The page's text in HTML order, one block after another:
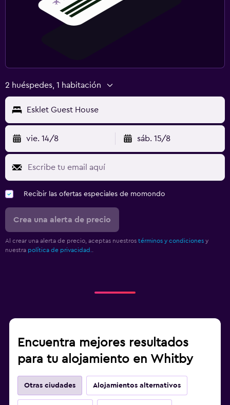
2 huéspedes, 1 habitación
Esklet Guest House
vie. 14/8 sáb. 15/8
Recibir las ofertas especiales de momondo
Crea una alerta de precio
Al crear una alerta de precio, aceptas nuestros términos y condiciones y
nuestra política de privacidad.
Encuentra mejores resultados
para tu alojamiento en Whitby
Otras ciudades Alojamientos alternativos